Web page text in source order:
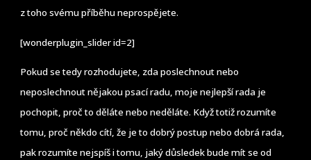
z toho svému příběhu neprospějete.
[wonderplugin_slider id=2]
Pokud se tedy rozhodujete, zda poslechnout nebo
neposlechnout nějakou psací radu, moje nejlepší rada je
pochopit, proč to děláte nebo neděláte. Když totiž rozumíte
tomu, proč někdo cítí, že je to dobrý postup nebo dobrá rada,
pak rozumíte nejspíš i tomu, jaký důsledek bude mít se od